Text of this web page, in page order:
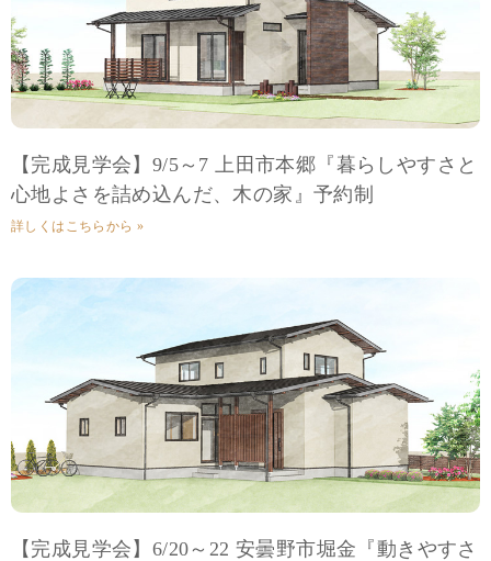
【完成見学会】9/5～7 上田市本郷『暮らしやすさと
心地よさを詰め込んだ、木の家』予約制
詳しくはこちらから »
【完成見学会】6/20～22 安曇野市堀金『動きやすさ